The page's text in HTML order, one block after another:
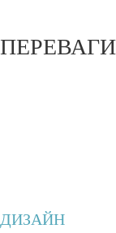
ПЕРЕВАГИ
ДИЗАЙН